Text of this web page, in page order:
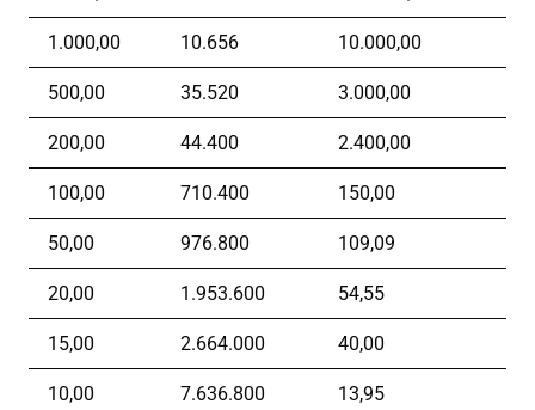
1.000,00 10.656 10.000,00
500,00 35.520 3.000,00
200,00 44.400 2.400,00
100,00 710.400 150,00
50,00 976.800 109,09
20,00 1.953.600 54,55
15,00 2.664.000 40,00
10,00 7.636.800 13,95